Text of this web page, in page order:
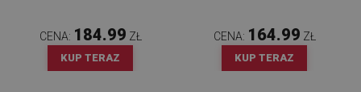
CENA: 184.99 ZŁ
KUP TERAZ
CENA: 164.99 ZŁ
KUP TERAZ